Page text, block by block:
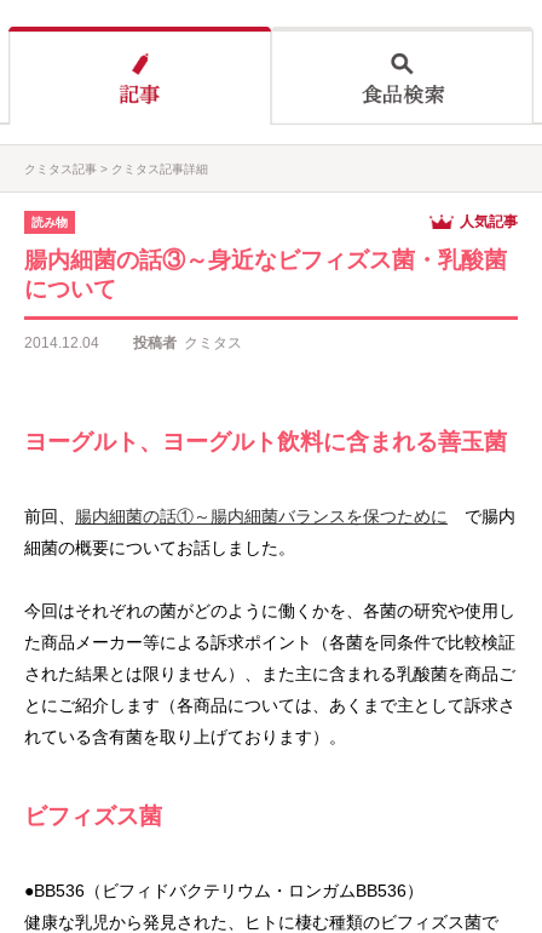
クミタス記事 クミタス記事詳細
読み物 人気記事
腸内細菌の話③～身近なビフィズス菌・乳酸菌
について
2014.12.04 投稿者 クミタス
ヨーグルト、ヨーグルト飲料に含まれる善玉菌
前回、 腸内細菌の話①～腸内細菌バランスを保つために
で腸内
細菌の概要についてお話しました。
今回はそれぞれの菌がどのように働くかを、各菌の研究や使用し
た商品メーカー等による訴求ポイント（各菌を同条件で比較検証
された結果とは限りません）、また主に含まれる乳酸菌を商品ご
とにご紹介します（各商品については、あくまで主として訴求さ
れている含有菌を取り上げております）。
ビフィズス菌
●BB536（ビフィドバクテリウム・ロンガムBB536）
健康な乳児から発見された、ヒトに棲む種類のビフィズス菌で